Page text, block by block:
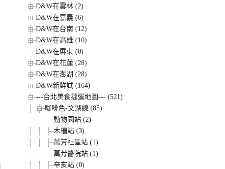
D&W在雲林 (2)
D&W在嘉義 (6)
D&W在台南 (12)
D&W在高雄 (10)
D&W在屏東 (0)
D&W在花蓮 (28)
D&W在澎湖 (28)
D&W新鮮試 (164)
---台北美食捷運地圖--- (521)
咖啡色-文湖線 (85)
動物園站 (2)
木柵站 (3)
萬芳社區站 (1)
萬芳醫院站 (1)
辛亥站 (0)